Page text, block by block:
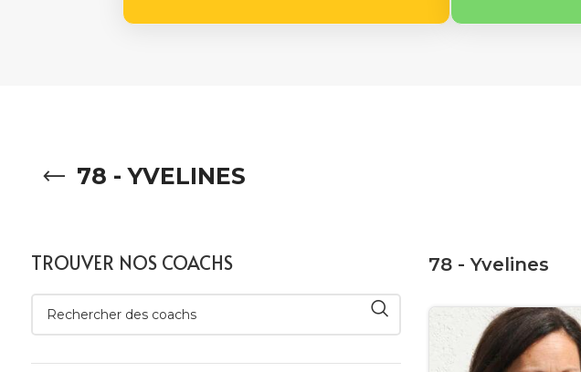
78 - YVELINES
TROUVER NOS COACHS 78 - Yvelines